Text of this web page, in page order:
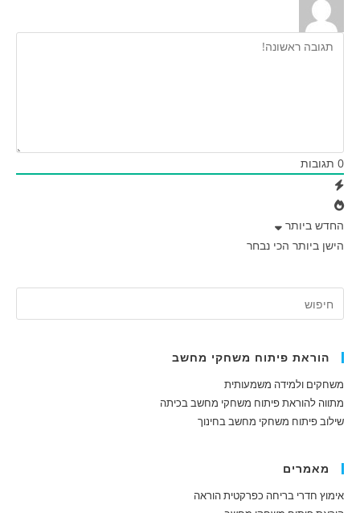
0 תגובות
החדש ביותר
הישן ביותר הכי נבחר
הוראת פיתוח משחקי מחשב
משחקים ולמידה משמעותית
מתווה להוראת פיתוח משחקי מחשב בכיתה
שילוב פיתוח משחקי מחשב בחינוך
מאמרים
אימוץ חדרי בריחה כפרקטית הוראה